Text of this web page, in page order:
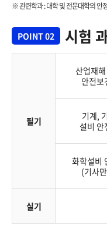
※ 관련학과 : 대학 및 전문대학의 안
POINT 02 시험
필기
산업재
안전보
기계,
설비 안
화학설비
(기사
실기